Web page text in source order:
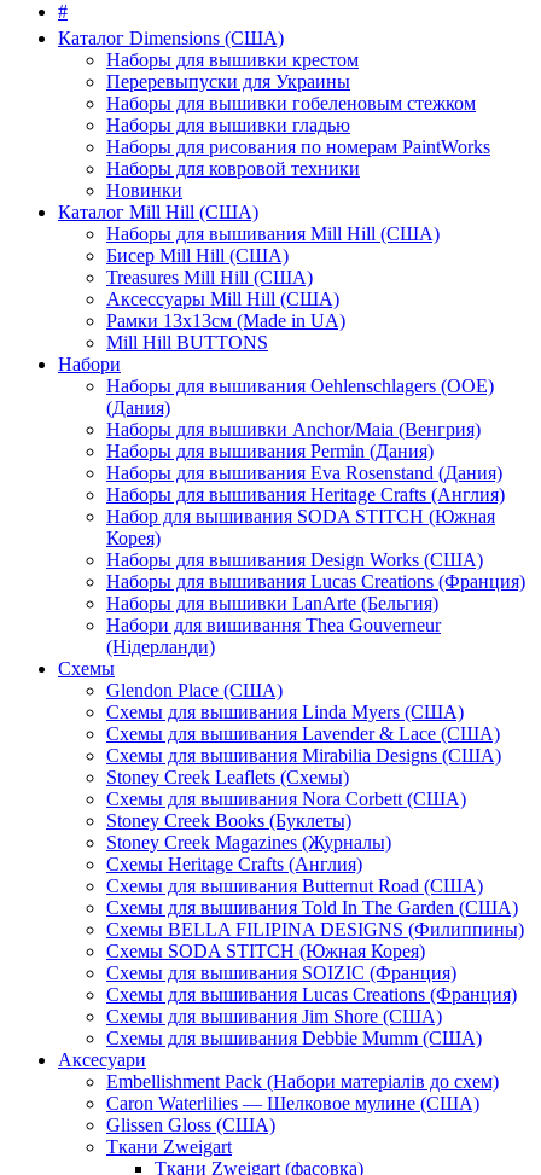
#
Каталог Dimensions (США)
Наборы для вышивки крестом
Переревыпуски для Украины
Наборы для вышивки гобеленовым стежком
Наборы для вышивки гладью
Наборы для рисования по номерам PaintWorks
Наборы для ковровой техники
Новинки
Каталог Mill Hill (США)
Наборы для вышивания Mill Hill (США)
Бисер Mill Hill (США)
Treasures Mill Hill (США)
Аксессуары Mill Hill (США)
Рамки 13х13см (Made in UA)
Mill Hill BUTTONS
Набори
Наборы для вышивания Oehlenschlagers (OOE)
(Дания)
Наборы для вышивки Anchor/Maia (Венгрия)
Наборы для вышивания Permin (Дания)
Наборы для вышивания Eva Rosenstand (Дания)
Наборы для вышивания Heritage Crafts (Англия)
Набор для вышивания SODA STITCH (Южная
Корея)
Наборы для вышивания Design Works (США)
Наборы для вышивания Lucas Creations (Франция)
Наборы для вышивки LanArte (Бельгия)
Набори для вишивання Thea Gouverneur
(Нідерланди)
Схемы
Glendon Place (США)
Схемы для вышивания Linda Myers (США)
Схемы для вышивания Lavender & Lace (США)
Схемы для вышивания Mirabilia Designs (США)
Stoney Creek Leaflets (Схемы)
Схемы для вышивания Nora Corbett (США)
Stoney Creek Books (Буклеты)
Stoney Creek Magazines (Журналы)
Схемы Heritage Crafts (Англия)
Схемы для вышивания Butternut Road (США)
Схемы для вышивания Told In The Garden (США)
Схемы BELLA FILIPINA DESIGNS (Филиппины)
Схемы SODA STITCH (Южная Корея)
Схемы для вышивания SOIZIC (Франция)
Схемы для вышивания Lucas Creations (Франция)
Схемы для вышивания Jim Shore (США)
Схемы для вышивания Debbie Mumm (США)
Аксесуари
Embellishment Pack (Набори матеріалів до схем)
Caron Waterlilies — Шелковое мулине (США)
Glissen Gloss (США)
Ткани Zweigart
Ткани Zweigart (фасовка)